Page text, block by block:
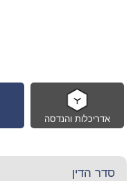
אדריכלות והנדסה
סדר הדין